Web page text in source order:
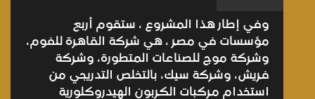
وفي إطار هذا المشروع ، ستقوم أربع
مؤسسات في مصر ، هي شركة القاهرة للفوم،
وشركة موج للصناعات المتطورة، وشركة
فريش، وشركة سيك، بالتخلص التدريجي من
استخدام مركبات الكربون الهيدروكلورية